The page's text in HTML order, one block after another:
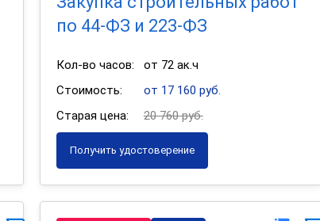
по 44-ФЗ и 223-ФЗ
Кол-во часов:
от 72 ак.ч
Стоимость:
от 17 160 руб.
Старая цена:
20 760 руб.
Получить удостоверение